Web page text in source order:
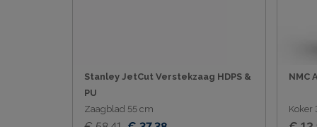
Stanley JetCut Verstekzaag HDPS &
PU
Zaagblad 55 cm
NMC
Koker